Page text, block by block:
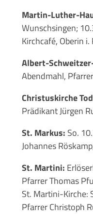
Martin-Luther-
Wunschsingen;
Kirchcafé, Oberin i.
Albert-
Abendmahl,
Christuskirche
Prädikant Jürgen
St. Markus: So.
Johannes
St. Martini:
Pfarrer Thomas
St. Martini-Kirche:
Pfarrer Christoph